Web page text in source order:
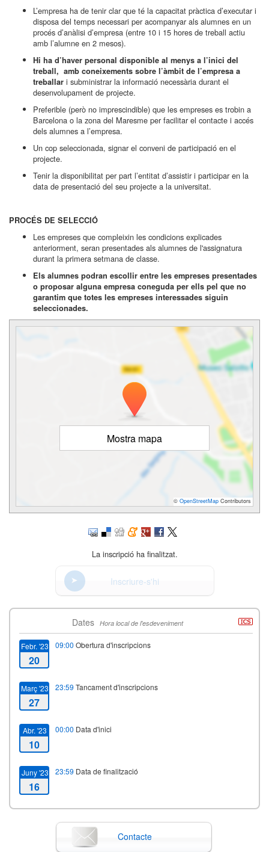
L’empresa ha de tenir clar que té la capacitat pràctica d’executar i
disposa del temps necessari per acompanyar als alumnes en un
procés d’anàlisi d’empresa (entre 10 i 15 hores de treball actiu
amb l’alumne en 2 mesos).
Hi ha d’haver personal disponible al menys a l’inici del
treball, amb coneixements sobre l’àmbit de l’empresa a
treballar i subministrar la informació necessària durant el
desenvolupament de projecte.
Preferible (però no imprescindible) que les empreses es trobin a
Barcelona o la zona del Maresme per facilitar el contacte i accés
dels alumnes a l’empresa.
Un cop seleccionada, signar el conveni de participació en el
projecte.
Tenir la disponibilitat per part l’entitat d’assistir i participar en la
data de presentació del seu projecte a la universitat.
PROCÉS DE SELECCIÓ
Les empreses que compleixin les condicions explicades
anteriorment, seran presentades als alumnes de l'assignatura
durant la primera setmana de classe.
Els alumnes podran escollir entre les empreses presentades
o proposar alguna empresa coneguda per ells pel que no
garantim que totes les empreses interessades siguin
seleccionades.
Mostra mapa
© OpenStreetMap Contributors
La inscripció ha finalitzat.
Inscriure-s'hi
Dates Hora local de l'esdeveniment
Febr. '23
20
09:00 Obertura d'inscripcions
Març '23
27
23:59 Tancament d'inscripcions
Abr. '23
10
00:00 Data d'inici
Juny '23
16
23:59 Data de finalització
Contacte